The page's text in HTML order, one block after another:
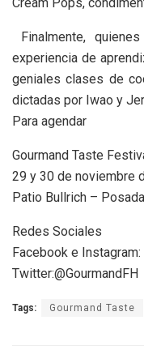
Finalmente,
experiencia de
geniales clases de
dictadas por Iwao y
Para agendar
Gourmand Taste
29 y 30 de noviembre
Patio Bullrich –
Redes Sociales
Facebook e
Twitter:@GourmandFH
Tags: Gourmand Taste